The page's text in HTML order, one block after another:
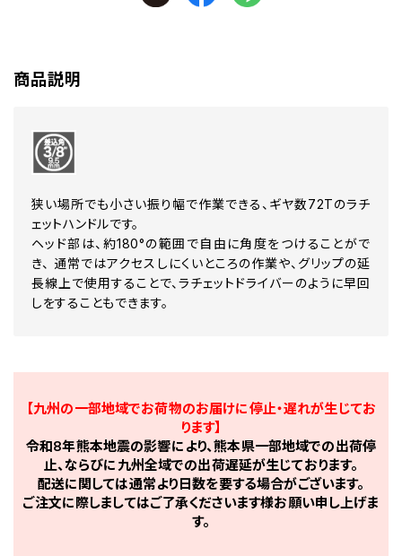
商品説明
狭い場所でも小さい振り幅で作業できる、ギヤ数72Tのラチ
ェットハンドルです。
ヘッド部は、約180°の範囲で自由に角度をつけることがで
き、 通常ではアクセスしにくいところの作業や、グリップの延
長線上で使用することで、ラチェットドライバーのように早回
しをすることもできます。
【九州の一部地域でお荷物のお届けに停止・遅れが生じてお
ります】
令和8年熊本地震の影響により、熊本県一部地域での出荷停
止、ならびに九州全域での出荷遅延が生じております。
配送に関しては通常より日数を要する場合がございます。
ご注文に際しましてはご了承くださいます様お願い申し上げま
す。